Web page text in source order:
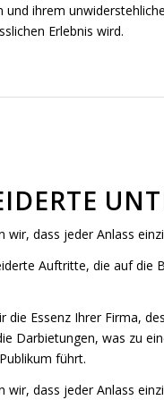
und ihrem
Erlebnis wird.
wir, dass jeder Anlass
Auftritte, die auf die
die Essenz Ihrer Firma,
Darbietungen, was zu
führt.
wir, dass jeder Anlass